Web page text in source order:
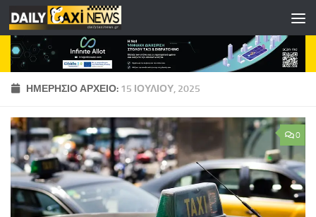
Skip to content
ΗΜΕΡΉΣΙΟ ΑΡΧΕΊΟ: 15 ΙΟΥΛΊΟΥ, 2025
0